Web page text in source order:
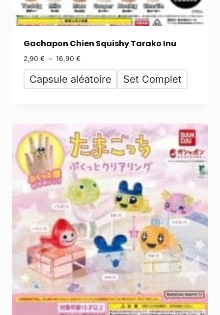
Gachapon Chien Squishy Tarako Inu
2,90 € – 16,90 €
Capsule aléatoire Set Complet